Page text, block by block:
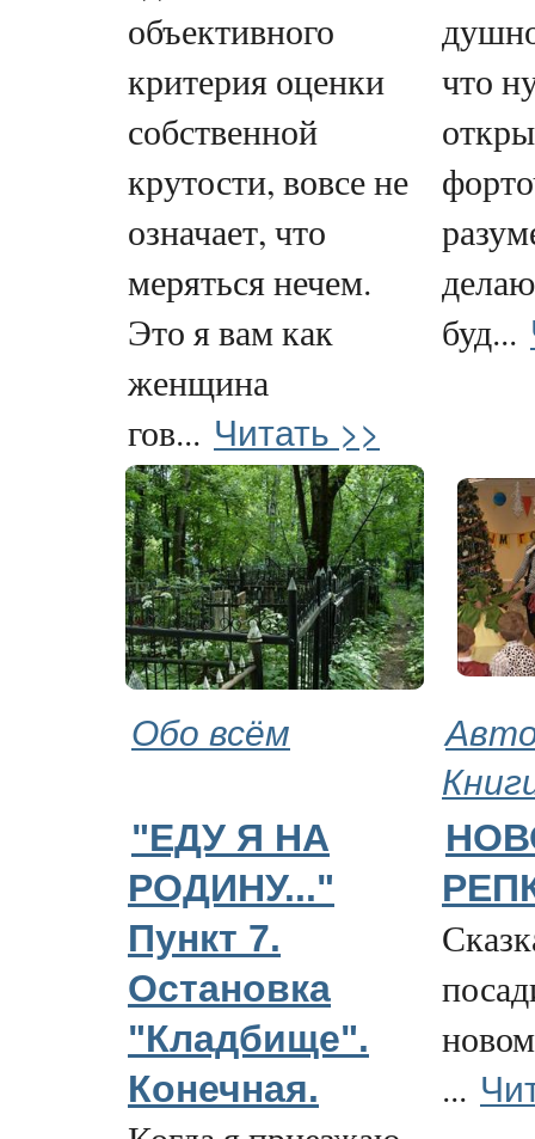
объективного
критерия оценки
собственной
крутости, вовсе не
означает, что
меряться нечем.
Это я вам как
женщина
гов... Читать >>
что
буд...
Обо всём
"ЕДУ Я НА
РОДИНУ..."
Пункт 7.
Остановка
"Кладбище".
Конечная.
...